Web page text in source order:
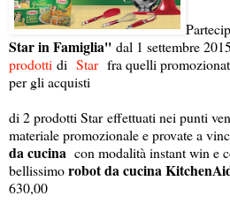
Star in Famiglia'' dal 1 settembre
prodotti di Starfra quelli
per gli acquisti
di 2 prodotti Star effettuati nei punti
materiale promozionale e provate a
da cucina con modalità instant win e
bellissimorobot da cucina
630,00